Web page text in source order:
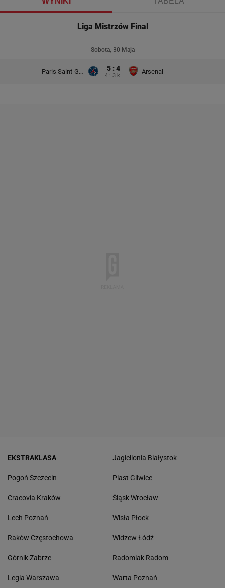
Liga Mistrzów Final
Sobota, 30 Maja
Paris Saint-Germain 5 : 4
4 : 3 k.
Arsenal
EKSTRAKLASA
Pogoń Szczecin
Cracovia Kraków
Lech Poznań
Raków Częstochowa
Górnik Zabrze
Legia Warszawa
Jagiellonia Białystok
Piast Gliwice
Śląsk Wrocław
Wisła Płock
Widzew Łódź
Radomiak Radom
Warta Poznań